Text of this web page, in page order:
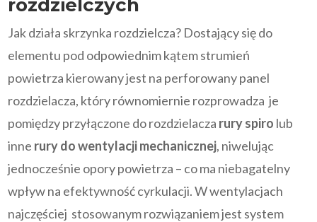
rozdzielczych
Jak działa skrzynka rozdzielcza? Dostający się do
elementu pod odpowiednim kątem strumień
powietrza kierowany jest na perforowany panel
rozdzielacza, który równomiernie rozprowadza je
pomiędzy przyłączone do rozdzielacza rury spiro lub
inne rury do wentylacji mechanicznej, niwelując
jednocześnie opory powietrza – co ma niebagatelny
wpływ na efektywność cyrkulacji. W wentylacjach
najczęściej stosowanym rozwiązaniem jest system